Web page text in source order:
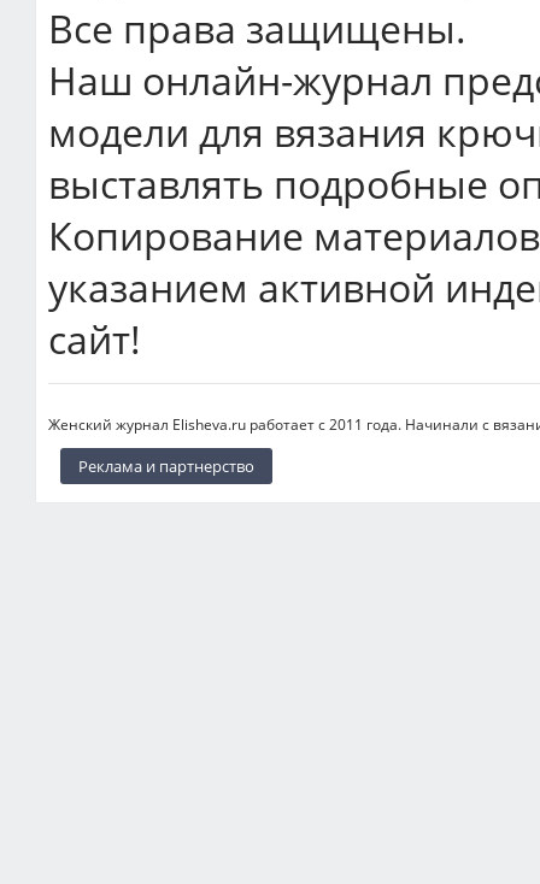
Все права защищены.
Наш онлайн-журнал
модели для вязания
выставлять подробные
Копирование
указанием активной
сайт!
Женский журнал Elisheva.ru работает с 2011 года. Начинали с
Реклама и партнерство